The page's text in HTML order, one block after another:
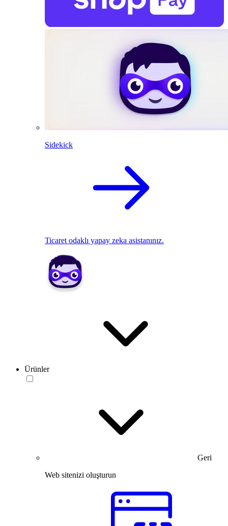
Sidekick
Ticaret odaklı yapay zeka asistanınız.
Ürünler
Geri
Web sitenizi oluşturun